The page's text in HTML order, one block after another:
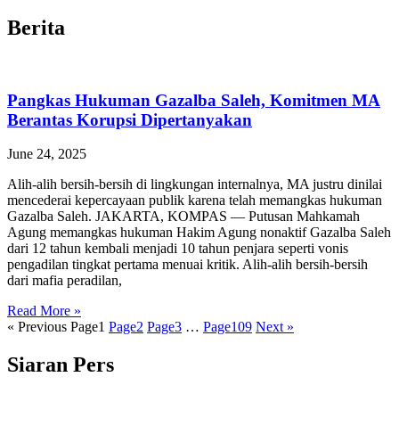
Berita
Pangkas Hukuman Gazalba Saleh, Komitmen MA
Berantas Korupsi Dipertanyakan
June 24, 2025
Alih-alih bersih-bersih di lingkungan internalnya, MA justru dinilai
mencederai kepercayaan publik karena telah memangkas hukuman
Gazalba Saleh. JAKARTA, KOMPAS — Putusan Mahkamah
Agung memangkas hukuman Hakim Agung nonaktif Gazalba Saleh
dari 12 tahun kembali menjadi 10 tahun penjara seperti vonis
pengadilan tingkat pertama menuai kritik. Alih-alih bersih-bersih
dari mafia peradilan,
Read More »
« Previous Page1 Page2 Page3 … Page109 Next »
Siaran Pers